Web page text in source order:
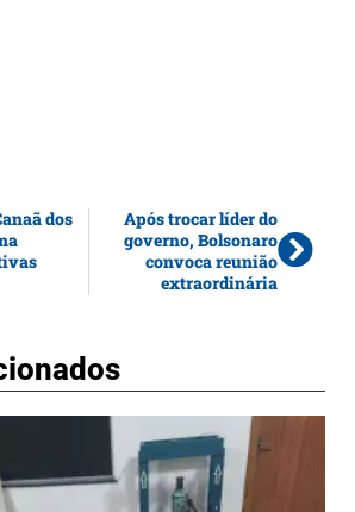
dos
Após trocar líder do
governo, Bolsonaro
convoca reunião
extraordinária